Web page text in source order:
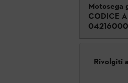
Motosega
CODICE
Rivolgiti